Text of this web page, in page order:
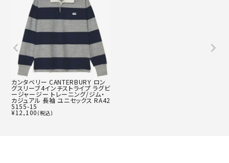
カンタベリー CANTERBURY ロン
グスリーブ4インチストライプ ラグビ
ージャージー トレーニング/ジム・
カジュアル 長袖 ユニセックス RA42
5155-15
¥12,100 (税込)